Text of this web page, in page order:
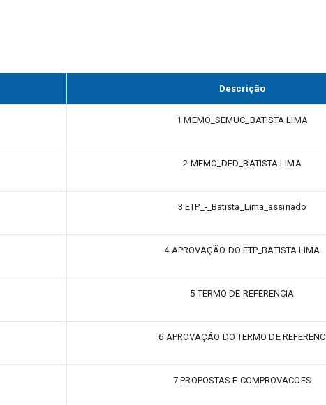
Descrição
1 MEMO_SEMUC_BATISTA LIMA
2 MEMO_DFD_BATISTA LIMA
3 ETP_-_Batista_Lima_assinado
4 APROVAÇÃO DO ETP_BATISTA LIMA
5 TERMO DE REFERENCIA
6 APROVAÇÃO DO TERMO DE REFERENC
7 PROPOSTAS E COMPROVACOES